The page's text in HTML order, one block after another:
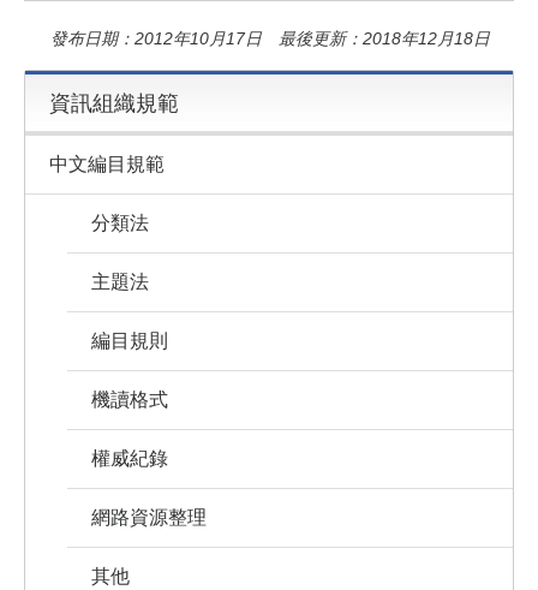
發布日期：2012年10月17日 最後更新：2018年12月18日
資訊組織規範
中文編目規範
分類法
主題法
編目規則
機讀格式
權威紀錄
網路資源整理
其他